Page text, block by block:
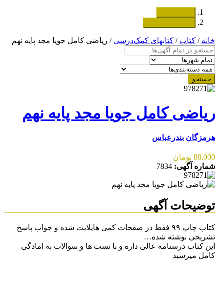
خانه/ کتاب/ کتابهای کمک‌درسی / ریاضی کامل جویا مجد پایه نهم
جستجو
ریاضی کامل جویا مجد پایه نهم
هرمزگان بندرعباس
88,000 تومان
شماره آگهی: 7834
توضیحات آگهی
کتاب چاپ ۹۹ فقط در صفحات کمی هایلایت شده و جواب پاسخ
تشریحی نوشته شده…
این کتاب درسنامه عالی داره و با تست ها و سوالات به امادگی
کامل میرسید